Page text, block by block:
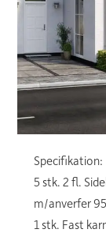
Specifikation:
5 stk. 2 fl.
m/anverfer
1 stk. Fast